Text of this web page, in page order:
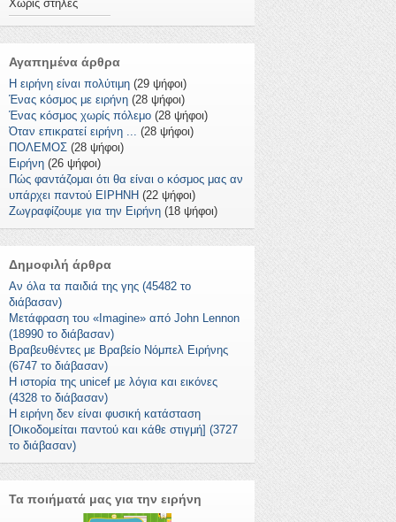
Χωρίς στήλες
Αγαπημένα άρθρα
Η ειρήνη είναι πολύτιμη (29 ψήφοι)
Ένας κόσμος με ειρήνη (28 ψήφοι)
Ένας κόσμος χωρίς πόλεμο (28 ψήφοι)
Όταν επικρατεί ειρήνη ...
(28 ψήφοι)
ΠΟΛΕΜΟΣ (28 ψήφοι)
Ειρήνη (26 ψήφοι)
Πώς φαντάζομαι ότι θα είναι ο κόσμος μας αν
υπάρχει παντού ΕΙΡΗΝΗ (22 ψήφοι)
Ζωγραφίζουμε για την Ειρήνη (18 ψήφοι)
Δημοφιλή άρθρα
Αν όλα τα παιδιά της γης (45482 το
διάβασαν)
Μετάφραση του «Imagine» από John Lennon
(18990 το διάβασαν)
Βραβευθέντες με Βραβείο Νόμπελ Ειρήνης
(6747 το διάβασαν)
Η ιστορία της unicef με λόγια και εικόνες
(4328 το διάβασαν)
Η ειρήνη δεν είναι φυσική κατάσταση
[Οικοδομείται παντού και κάθε στιγμή] (3727
το διάβασαν)
Τα ποιήματά μας για την ειρήνη